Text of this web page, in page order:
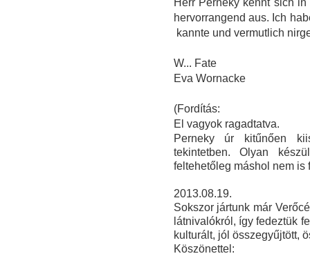
Herr Perneky kennt sich
hervorrangend aus. Ich
kannte und vermutlich
W... Fate
Eva Wornacke
(Fordítás:
El vagyok ragadtatva.
Perneky úr kitűnően
tekintetben. O lyan
feltehetőleg máshol nem is
2013.08.19.
Sokszor jártunk már
látnivalókról, így fedeztük
kulturált, jól összegyűjtött,
Köszönettel: